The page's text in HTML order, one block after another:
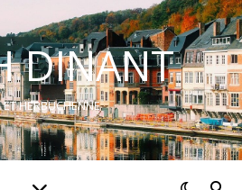
DINANT
ET HERBUCHENNE